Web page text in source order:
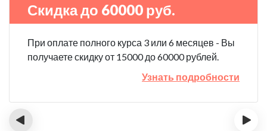
Скидка до 60000 руб.
При оплате полного курса 3 или 6 месяцев - Вы
получаете скидку от 15000 до 60000 рублей.
Узнать подробности
‹ ›